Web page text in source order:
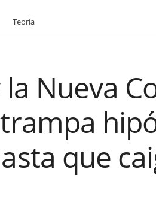
Teoría
la Nueva
que